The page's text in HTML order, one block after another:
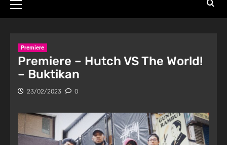
Premiere
Premiere – Hutch VS The World!
– Buktikan
23/02/2023 0